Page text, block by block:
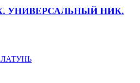
УНИВЕРСАЛЬНЫЙ НИК.